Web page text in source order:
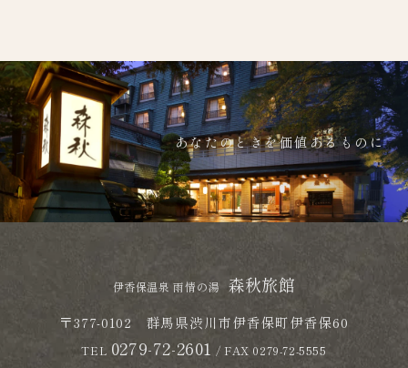
あなたのときを価値あるものに
伊香保温泉 雨情の湯 森秋旅館
〒377-0102 群馬県渋川市伊香保町伊香保60
TEL 0279-72-2601 / FAX 0279-72-5555